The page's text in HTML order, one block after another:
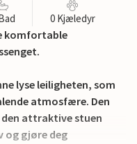
0 Kjæledyr
komfortable
lyse leiligheten, som
atmosfære. Den
attraktive stuen
og gjøre deg